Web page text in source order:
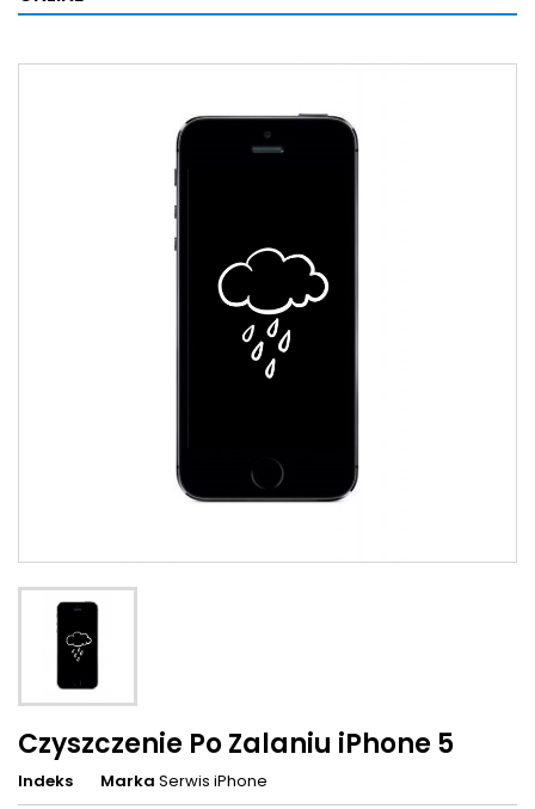
Czyszczenie Po Zalaniu iPhone 5
Indeks Marka Serwis iPhone